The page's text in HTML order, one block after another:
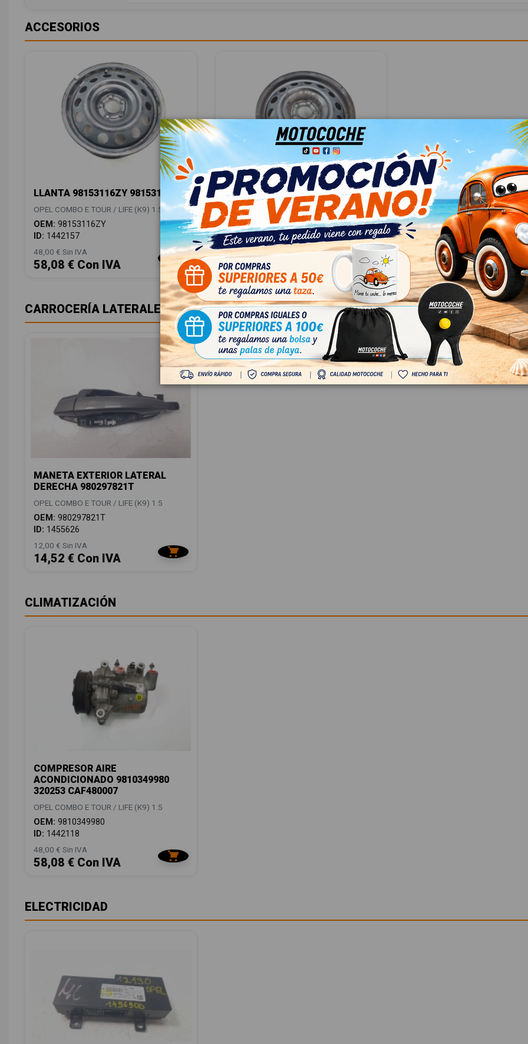
ACCESORIOS
LLANTA 98153116ZY 98153116ZY
OPEL COMBO E TOUR / LIFE (K9) 1.5
OEM: 98153116ZY
ID: 1442157
48,00 € Sin IVA
58,08 € Con IVA
LLANTA 98153116ZY 98153116ZY
OPEL COMBO E TOUR / LIFE (K9) 1.5
OEM:98153116ZY
ID:1442158
48,00 € Sin IVA
58,08 € Con IVA
CARROCERÍA LATERALES
MANETA EXTERIOR LATERAL
DERECHA 980297821T
OPEL COMBO E TOUR / LIFE (K9) 1.5
OEM: 980297821T
ID: 1455626
12,00 € Sin IVA
14,52 € Con IVA
CLIMATIZACIÓN
COMPRESOR AIRE
ACONDICIONADO 9810349980
320253 CAF480007
OPEL COMBO E TOUR / LIFE (K9) 1.5
OEM: 9810349980
ID: 1442118
48,00 € Sin IVA
58,08 € Con IVA
ELECTRICIDAD